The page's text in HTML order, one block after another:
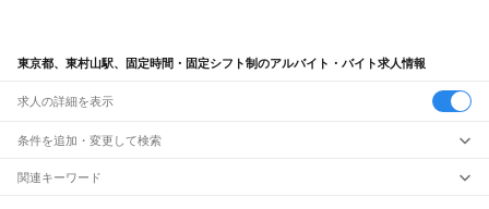
東京都、東村山駅、固定時間・固定シフト制のアルバイト・バイト求人情報
求人の詳細を表示
条件を追加・変更して検索
市区町村を追加・変更
関連キーワード